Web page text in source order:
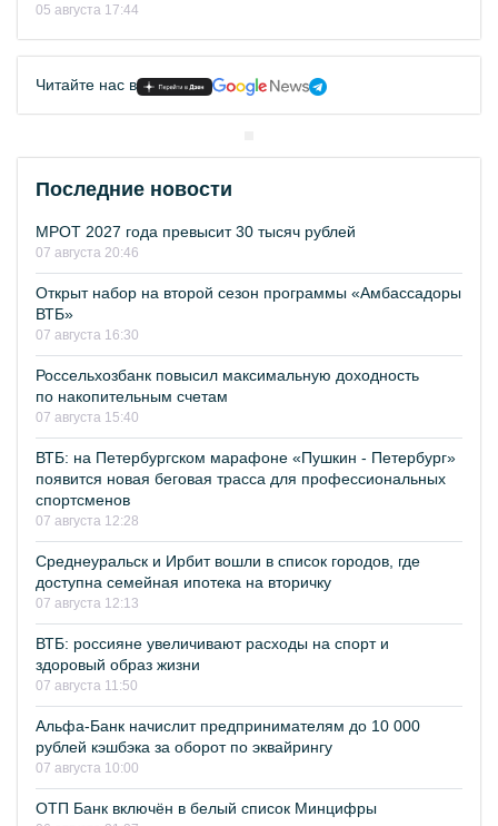
05 августа 17:44
Читайте нас в
Последние новости
МРОТ 2027 года превысит 30 тысяч рублей
07 августа 20:46
Открыт набор на второй сезон программы «Амбассадоры
ВТБ»
07 августа 16:30
Россельхозбанк повысил максимальную доходность
по накопительным счетам
07 августа 15:40
ВТБ: на Петербургском марафоне «Пушкин - Петербург»
появится новая беговая трасса для профессиональных
спортсменов
07 августа 12:28
Среднеуральск и Ирбит вошли в список городов, где
доступна семейная ипотека на вторичку
07 августа 12:13
ВТБ: россияне увеличивают расходы на спорт и
здоровый образ жизни
07 августа 11:50
Альфа-Банк начислит предпринимателям до 10 000
рублей кэшбэка за оборот по эквайрингу
07 августа 10:00
ОТП Банк включён в белый список Минцифры